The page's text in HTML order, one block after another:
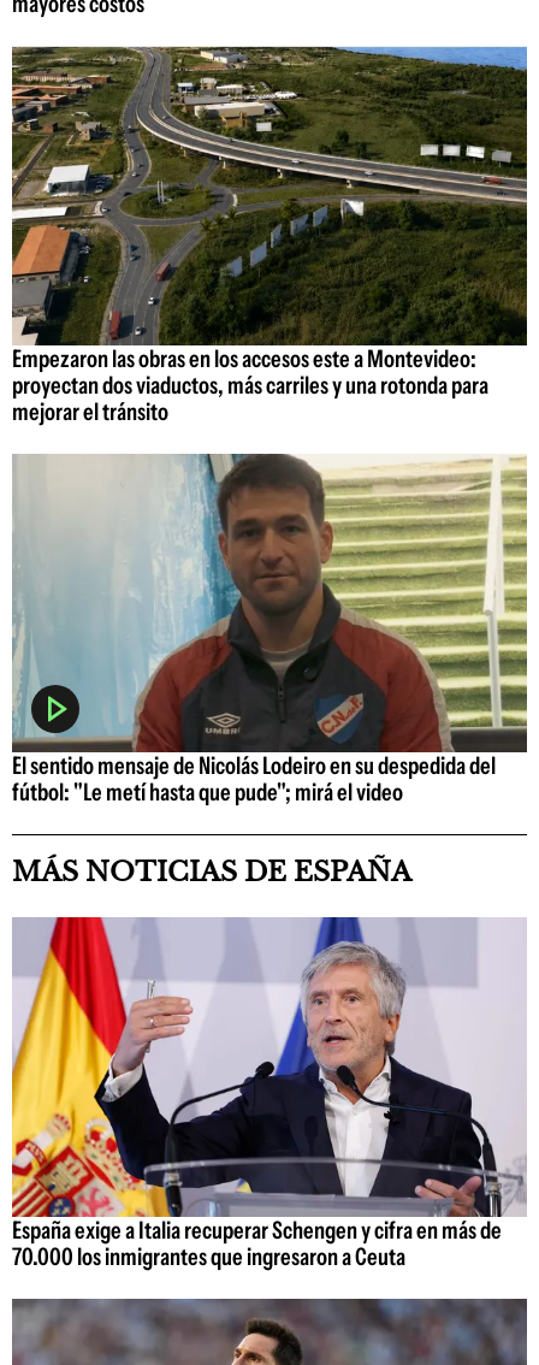
Empezaron las obras en los accesos este a Montevideo:
proyectan dos viaductos, más carriles y una rotonda para
mejorar el tránsito
El sentido mensaje de Nicolás Lodeiro en su despedida del
fútbol: "Le metí hasta que pude"; mirá el video
MÁS NOTICIAS DE ESPAÑA
España exige a Italia recuperar Schengen y cifra en más de
70.000 los inmigrantes que ingresaron a Ceuta